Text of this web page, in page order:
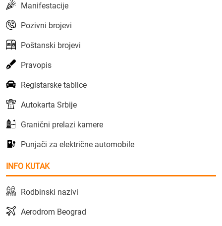
Manifestacije
Pozivni brojevi
Poštanski brojevi
Pravopis
Registarske tablice
Autokarta Srbije
Granični prelazi kamere
Punjači za električne automobile
INFO KUTAK
Rodbinski nazivi
Aerodrom Beograd